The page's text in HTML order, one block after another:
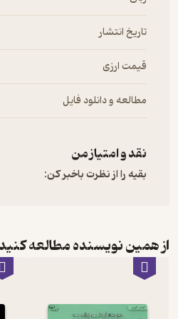
تاریخ انتشار
قیمت ارزی
مطالعه و دانلود فایل
نقد و امتیاز من
بقیه را از نظرت باخبر کن:
از همین نویسنده مطالعه کنید